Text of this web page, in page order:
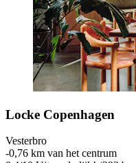
Locke Copenhagen
Vesterbro
‐0,76 km van het centrum